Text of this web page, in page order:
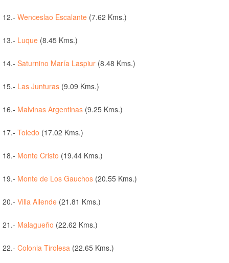
12.- Wenceslao Escalante (7.62 Kms.)
13.- Luque (8.45 Kms.)
14.- Saturnino María Laspiur (8.48 Kms.)
15.- Las Junturas (9.09 Kms.)
16.- Malvinas Argentinas (9.25 Kms.)
17.- Toledo (17.02 Kms.)
18.- Monte Cristo (19.44 Kms.)
19.- Monte de Los Gauchos (20.55 Kms.)
20.- Villa Allende (21.81 Kms.)
21.- Malagueño (22.62 Kms.)
22.- Colonia Tirolesa (22.65 Kms.)